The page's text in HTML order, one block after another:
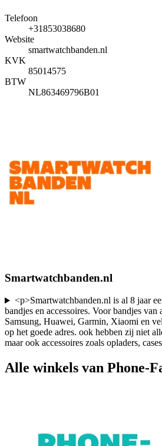
Telefoon
+31853038680
Website
smartwatchbanden.nl
KVK
85014575
BTW
NL863469796B01
Smartwatchbanden.nl
<p>Smartwatchbanden.nl is al 8 jaar
bandjes en accessoires. Voor bandjes
Samsung, Huawei, Garmin, Xiaomi en
op het goede adres. ook hebben zij niet
maar ook accessoires zoals opladers, cases
Alle winkels van Phone-